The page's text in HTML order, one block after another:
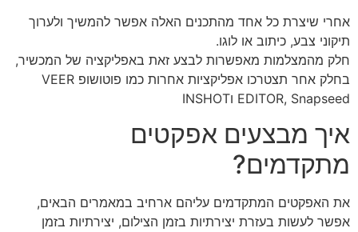
אחרי שיצרת כל אחד מהתכנים האלה אפשר להמשיך ולערוך
תיקוני צבע, כיתוב או לוגו.
חלק מהמצלמות מאפשרות לבצע זאת באפליקציה של המכשיר,
בחלק אחר תצטרכו אפליקציות אחרות כמו פוטושופ VEER
EDITOR, Snapseed וINSHOT
איך מבצעים אפקטים
מתקדמים?
את האפקטים המתקדמים עליהם ארחיב במאמרים הבאים,
אפשר לעשות בעזרת יצירתיות בזמן הצילום, יצירתיות בזמן